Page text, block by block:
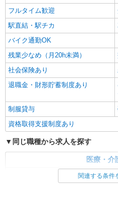
フルタイム歓迎
駅直結・駅チカ
バイク通勤OK
残業少なめ（月20h未満）
社会保険あり
退職金・財形貯蓄制度あり
制服貸与
資格取得支援制度あり
同じ職種から求人を探す
医療・介
関連する条件